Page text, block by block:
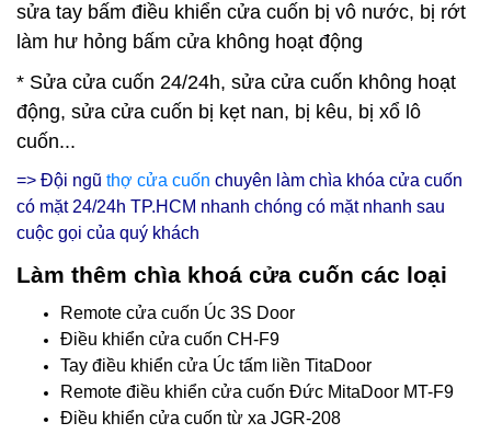
sửa tay bấm điều khiển cửa cuốn bị vô nước, bị rớt
làm hư hỏng bấm cửa không hoạt động
* Sửa cửa cuốn 24/24h, sửa cửa cuốn không hoạt
động, sửa cửa cuốn bị kẹt nan, bị kêu, bị xổ lô
cuốn...
=> Đội ngũ thợ cửa cuốn chuyên làm chìa khóa cửa cuốn
có mặt 24/24h TP.HCM nhanh chóng có mặt nhanh sau
cuộc gọi của quý khách
Làm thêm chìa khoá cửa cuốn các loại
Remote cửa cuốn Úc 3S Door
Điều khiển cửa cuốn CH-F9
Tay điều khiển cửa Úc tấm liền TitaDoor
Remote điều khiển cửa cuốn Đức MitaDoor MT-F9
Điều khiển cửa cuốn từ xa JGR-208